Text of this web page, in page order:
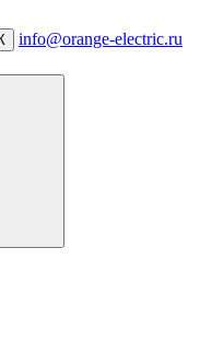
info@orange-electric.ru